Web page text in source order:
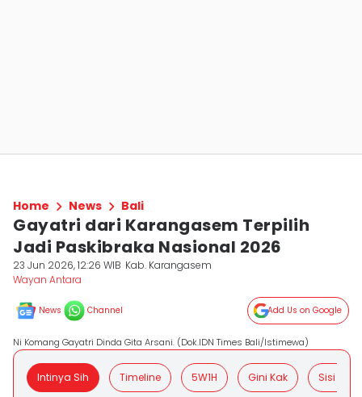
Home News Bali
Gayatri dari Karangasem Terpilih
Jadi Paskibraka Nasional 2026
23 Jun 2026, 12:26 WIB Kab. Karangasem
Wayan Antara
News Channel Add Us on Google
Ni Komang Gayatri Dinda Gita Arsani. (Dok.IDN Times Bali/Istimewa)
Intinya Sih Timeline 5W1H Gini Kak Sisi